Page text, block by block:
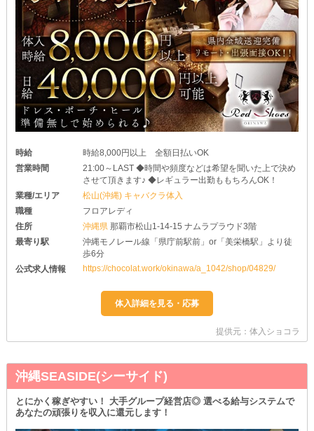
時給
時給8,000円以上 全額日払いOK
営業時間
21:00～LAST ◆時間や頻度などは希望を聞いた上で決め
させて頂きます♪ ◆レギュラー出勤ももちろんOK！
業種/エリア
松山(沖縄) キャバクラ体入
職種
フロアレディ
住所
沖縄県那覇市松山1-14-15 ナムラプラウド3階
最寄り駅
沖縄モノレール線「県庁前駅前」or「美栄橋駅」より徒
歩6分
公式求人情報
https://chocolat.work/okinawa/a_1042/shop/04829/
提供元：体入ショコラ
沖縄SEASIDE(シーサイド)
とにかく稼ぎやすい！ 大手グループ経営店◎ 選べる給与システムで
あなたの頑張りを収入に還元します！